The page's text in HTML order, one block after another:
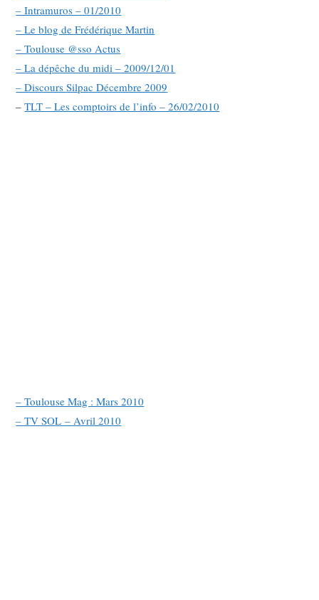
– Intramuros – 01/2010
– Le blog de Frédérique Martin
– Toulouse @sso Actus
– La dépêche du midi – 2009/12/01
– Discours Silpac Décembre 2009
–TLT – Les comptoirs de l’info – 26/02/2010
– Toulouse Mag : Mars 2010
– TV SOL – Avril 2010